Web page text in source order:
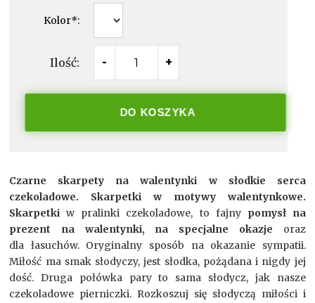
Kolor*:
Ilość: - +
DO KOSZYKA
Czarne skarpety na walentynki w słodkie serca
czekoladowe. Skarpetki w motywy walentynkowe.
Skarpetki w pralinki czekoladowe, to fajnypomysł na
prezent na walentynki, na specjalne okazje oraz
dla łasuchów. Oryginalny sposób na okazanie sympatii.
Miłość ma smak słodyczy, jest słodka, pożądana i nigdy jej
dość. Druga połówka pary to sama słodycz, jak nasze
czekoladowe pierniczki. Rozkoszuj się słodyczą miłości i